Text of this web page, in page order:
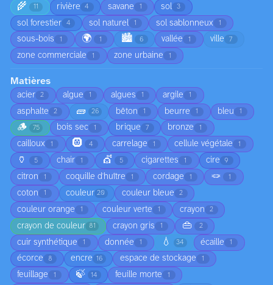
🌾 11 rivière 4 savane 1 sol 3
sol forestier 4 sol naturel 1 sol sablonneux 1
sous-bois 1 🌍 1 🏙️ 6 vallée 1 ville 7
zone commerciale 1 zone urbaine 1
Matières
acier 2 algue 1 algues 1 argile 1
asphalte 2 🧱 26 bêton 1 beurre 1 bleu 1
🪵 75 bois sec 1 brique 7 bronze 1
cailloux 1 🛞 4 carrelage 1 cellule végétale 1
🏺 5 chair 1 💇 5 cigarettes 1 cire 9
citron 1 coquille d'huître 1 cordage 1 🪢 1
coton 1 couleur 20 couleur bleue 2
couleur orange 1 couleur verte 1 crayon 2
crayon de couleur 81 crayon gris 1 👜 2
cuir synthétique 1 donnée 1 💧 34 écaille 1
écorce 8 encre 16 espace de stockage 1
feuillage 1 🍃 14 feuille morte 1